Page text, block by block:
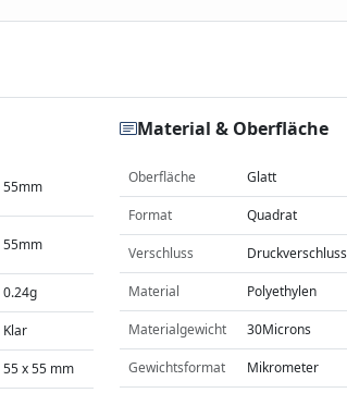
55mm
55mm
0.24g
Klar
55 x 55 mm
Material & Oberfläche
Oberfläche Glatt
Format Quadrat
Verschluss Druckverschluss
Material Polyethylen
Materialgewicht 30Microns
Gewichtsformat Mikrometer